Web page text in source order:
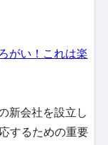
がい！これは楽
新会社を設立し
するための重要